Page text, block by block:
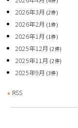
2026年3月 (2件)
2026年2月 (1件)
2026年1月 (1件)
2025年12月 (2件)
2025年11月 (2件)
2025年9月 (3件)
RSS